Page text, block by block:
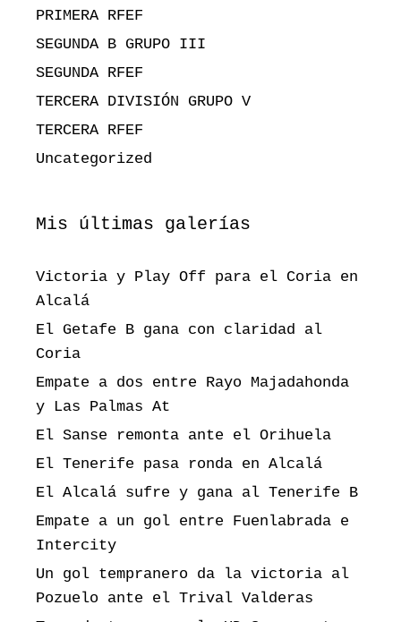
PRIMERA RFEF
SEGUNDA B GRUPO III
SEGUNDA RFEF
TERCERA DIVISIÓN GRUPO V
TERCERA RFEF
Uncategorized
Mis últimas galerías
Victoria y Play Off para el Coria en
Alcalá
El Getafe B gana con claridad al
Coria
Empate a dos entre Rayo Majadahonda
y Las Palmas At
El Sanse remonta ante el Orihuela
El Tenerife pasa ronda en Alcalá
El Alcalá sufre y gana al Tenerife B
Empate a un gol entre Fuenlabrada e
Intercity
Un gol tempranero da la victoria al
Pozuelo ante el Trival Valderas